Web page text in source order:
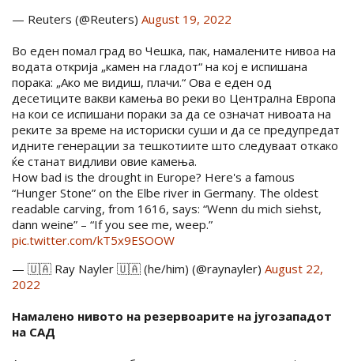
— Reuters (@Reuters) August 19, 2022
Во еден помал град во Чешка, пак, намалените нивоа на
водата открија „камен на гладот“ на кој е испишана
порака: „Ако ме видиш, плачи.“ Ова е еден од
десетиците вакви камења во реки во Централна Европа
на кои се испишани пораки за да се означат нивоата на
реките за време на историски суши и да се предупредат
идните генерации за тешкотиите што следуваат откако
ќе станат видливи овие камења.
How bad is the drought in Europe? Here's a famous
“Hunger Stone” on the Elbe river in Germany. The oldest
readable carving, from 1616, says: “Wenn du mich siehst,
dann weine” – “If you see me, weep.”
pic.twitter.com/kT5x9ESOOW
— 🇺🇦 Ray Nayler 🇺🇦 (he/him) (@raynayler) August 22,
2022
Намалено нивото на резервоарите на југозападот
на САД